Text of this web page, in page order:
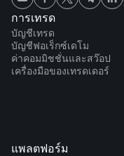
การเทรด
บัญชีเทรด
บัญชีฟอเร็กซ์เดโม
ค่าคอมมิชชั่นและสว๊อป
เครื่องมือของเทรดเดอร์
แพลตฟอร์ม